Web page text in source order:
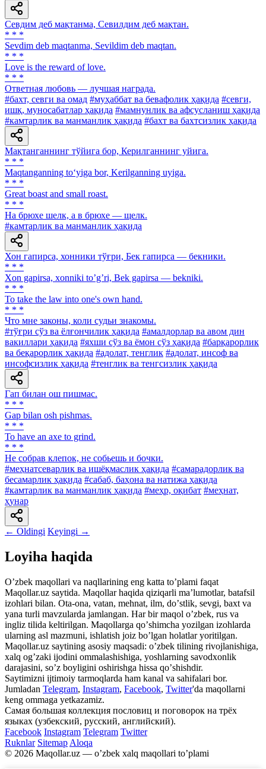
Севдим деб мақтанма, Севилдим деб мақтан.
* * *
Sevdim deb maqtanma, Sevildim deb maqtan.
* * *
Love is the reward of love.
* * *
Ответная любовь — лучшая награда.
#бахт, севги ва омад #муҳаббат ва бевафолик ҳақида #севги,
ишқ, муносабатлар ҳақида #мамнунлик ва афсусланиш ҳақида
#камтарлик ва манманлик ҳақида #бахт ва бахтсизлик ҳақида
Мақтанганнинг тўйига бор, Керилганнинг уйига.
* * *
Maqtanganning to‘yiga bor, Kerilganning uyiga.
* * *
Great boast and small roast.
* * *
Ha брюхе шелк, a в брюхе — щелк.
#камтарлик ва манманлик ҳақида
Хон гапирса, хонники тўғри, Бек гапирса — бекники.
* * *
Xon gapirsa, xonniki toʼgʼri, Bek gapirsa — bekniki.
* * *
To take the law into one's own hand.
* * *
Что мне законы, коли судьи знакомы.
#тўғри сўз ва ёлғончилик ҳақида #амалдорлар ва авом дин
вакиллари ҳақида #яхши сўз ва ёмон сўз ҳақида #барқарорлик
ва беқарорлик ҳақида #адолат, тенглик #адолат, инсоф ва
инсофсизлик ҳақида #тенглик ва тенгсизлик ҳақида
Гап билан ош пишмас.
* * *
Gap bilan osh pishmas.
* * *
To have an axe to grind.
* * *
He собрав клепок, не собьешь и бочки.
#меҳнатсеварлик ва ишёқмаслик ҳақида #самарадорлик ва
бесамарлик ҳақида #сабаб, баҳона ва натижа ҳақида
#камтарлик ва манманлик ҳақида #меҳр, оқибат #меҳнат,
ҳунар
← Oldingi Keyingi →
Loyiha haqida
Oʼzbek maqollari va naqllarining eng katta toʼplami faqat
Maqollar.uz saytida. Maqollar haqida qiziqarli maʼlumotlar, batafsil
izohlari bilan. Ota-ona, vatan, mehnat, ilm, doʼstlik, sevgi, baxt va
yana turli mavzularda jamlangan. Har bir maqol oʼzbek, rus va
ingliz tilida keltirilgan. Maqollarga qoʼshimcha yozilgan izohlarda
ularning asl mazmuni, ishlatish joiz boʼlgan holatlar yoritilgan.
Maqollar.uz saytining asosiy maqsadi: oʼzbek tilining rivojlanishiga,
xalq ogʼzaki ijodini ommalashishiga, yoshlarning savodxonlik
darajasini, soʼz boyligini oshirishga hissa qoʼshishdir.
Saytimizni ijtimoiy tarmoqlarda ham kanal va sahifalari bor.
Jumladan Telegram, Instagram, Facebook, Twitter'da maqollarni
keng ommaga yetkazamiz.
Самая большая коллекция пословиц и поговорок на трёх
языках (узбекский, русский, английский).
Facebook Instagram Telegram Twitter
Ruknlar Sitemap Aloqa
© 2026 Maqollar.uz — oʼzbek xalq maqollari toʼplami